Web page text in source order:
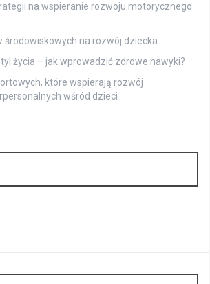
na wspieranie rozwoju motorycznego
środowiskowych na rozwój dziecka
życia – jak wprowadzić zdrowe nawyki?
które wspierają rozwój
wśród dzieci